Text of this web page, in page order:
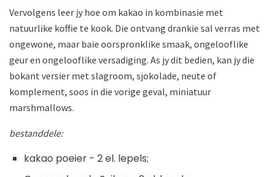
Vervolgens leer jy hoe om kakao in kombinasie met
natuurlike koffie te kook. Die ontvang drankie sal verras met
ongewone, maar baie oorspronklike smaak, ongelooflike
geur en ongelooflike versadiging. As jy dit bedien, kan jy die
bokant versier met slagroom, sjokolade, neute of
komplement, soos in die vorige geval, miniatuur
marshmallows.
bestanddele:
kakao poeier - 2 el. lepels;